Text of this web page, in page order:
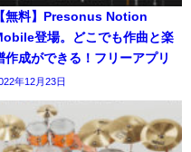
【無料】Presonus Notion
登場。どこでも作曲と楽
作成ができる！フリーアプリ
年12月23日